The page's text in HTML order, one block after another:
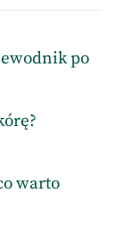
po
warto